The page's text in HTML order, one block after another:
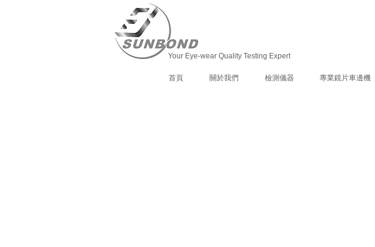
Your Eye-wear Quality Testing Expert
首頁 關於我們 檢測儀器 專業鏡片車邊機